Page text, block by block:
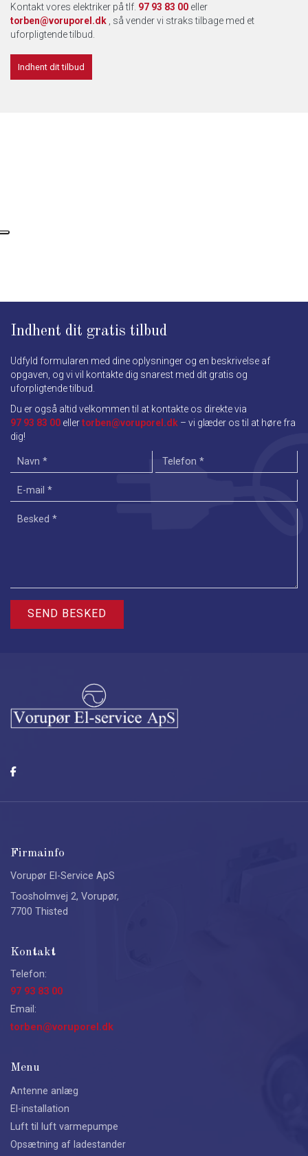
Kontakt vores elektriker på tlf. 97 93 83 00 eller
torben@voruporel.dk , så vender vi straks tilbage med et
uforpligtende tilbud.
Indhent dit tilbud
Indhent dit gratis tilbud
Udfyld formularen med dine oplysninger og en beskrivelse af
opgaven, og vi vil kontakte dig snarest med dit gratis og
uforpligtende tilbud.​
Du er også altid velkommen til at kontakte os direkte via
97 93 83 00 ellertorben@voruporel.dk – vi glæder os til at høre fra
dig!
Firmainfo
Vorupør El-Service ApS
Toosholmvej 2, Vorupør,
7700 Thisted
Kontakt
Telefon:
97 93 83 00
Email:
torben@voruporel.dk
Menu
Antenne anlæg
El-installation
Luft til luft varmepumpe
Opsætning af ladestander